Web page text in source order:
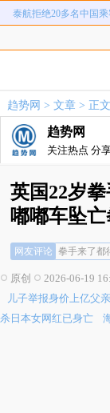
儿子举报身价上亿父亲
泰航拒绝20多名中国乘
趋势网 > 文章> 正文
趋势网
关注热点 分
英国22岁
嘟嘟车坠
网友评论 拳手来了都
这种结局，
拳手来了都
危险交通工
原创 2026-06-19
儿子举报身价上亿父
杀日本女网红已身亡